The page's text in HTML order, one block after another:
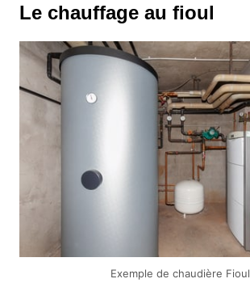
Le chauffage au fioul
Exemple de chaudière Fioul